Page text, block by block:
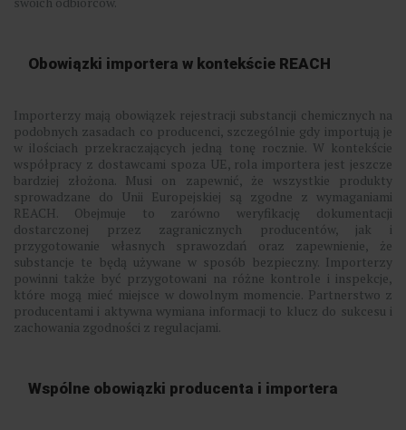
Obowiązki importera w kontekście REACH
Importerzy mają obowiązek rejestracji substancji chemicznych na
podobnych zasadach co producenci, szczególnie gdy importują je
w ilościach przekraczających jedną tonę rocznie. W kontekście
współpracy z dostawcami spoza UE, rola importera jest jeszcze
bardziej złożona. Musi on zapewnić, że wszystkie produkty
sprowadzane do Unii Europejskiej są zgodne z wymaganiami
REACH. Obejmuje to zarówno weryfikację dokumentacji
dostarczonej przez zagranicznych producentów, jak i
przygotowanie własnych sprawozdań oraz zapewnienie, że
substancje te będą używane w sposób bezpieczny. Importerzy
powinni także być przygotowani na różne kontrole i inspekcje,
które mogą mieć miejsce w dowolnym momencie. Partnerstwo z
producentami i aktywna wymiana informacji to klucz do sukcesu i
zachowania zgodności z regulacjami.
Wspólne obowiązki producenta i importera